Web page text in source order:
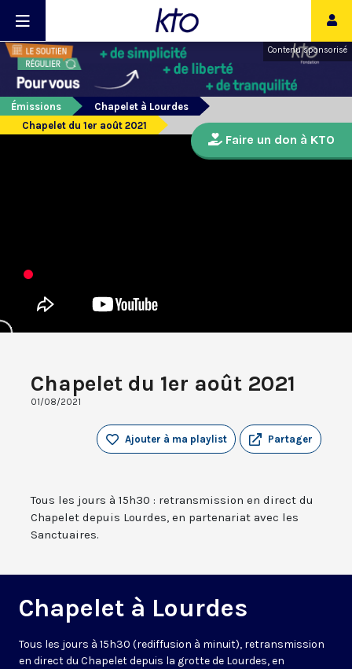
Contenu sponsorisé
Émissions
Chapelet à Lourdes
Chapelet du 1er août 2021
Chapelet du 1er août 2021
01/08/2021
Partager
Ajouter à ma playlist
Tous les jours à 15h30 : retransmission en direct du
Chapelet depuis Lourdes, en partenariat avec les
Sanctuaires.
Chapelet à Lourdes
Tous les jours à 15h30 (rediffusion à minuit), retransmission
en direct du Chapelet depuis la grotte de Lourdes, en
Faire un don à KTO